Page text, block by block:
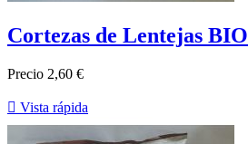
Cortezas de Lentejas BIO
Precio 2,60 €
 Vista rápida